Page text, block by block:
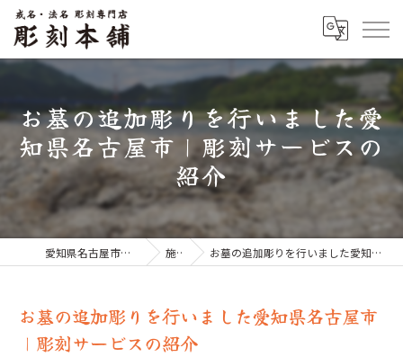
お墓の追加彫りを行いました愛
知県名古屋市｜彫刻サービスの
紹介
愛知県名古屋市のお墓なら彫刻本舗 施工例 お墓の追加彫りを行いました愛知県名古屋市｜彫刻サービスの紹介
お墓の追加彫りを行いました愛知県名古屋市
｜彫刻サービスの紹介